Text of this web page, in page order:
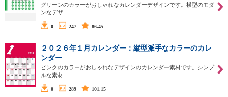
グリーンのカラーがおしゃれなカレンダーデザインです。横型のモダ
ンなデザ…
0 247 86.45
２０２６年１月カレンダー：縦型派手なカラーのカレ
ンダー
ピンクのカラーがおしゃれなデザインのカレンダー素材です。シンプ
ルな素材…
0 289 101.15